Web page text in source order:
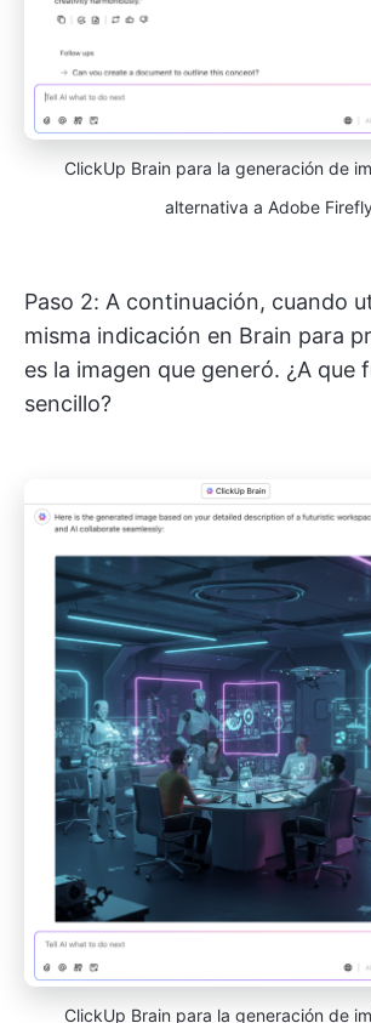
ClickUp Brain para la generación de
alternativa a Adobe
Paso 2: A continuación, cuando
misma indicación en Brain para
es la imagen que generó. ¿A que
sencillo?
ClickUp Brain para la generación de